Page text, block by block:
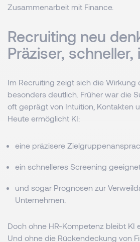
Zusammenarbeit mit Finance.
Recruiting neu
Präziser,
Im Recruiting zeigt sich die Wirkung
besonders deutlich. Früher war die
oft geprägt von Intuition, Kontakten
Heute ermöglicht KI:
eine präzisere
ein schnelleres Screening
und sogar Prognosen zur
Unternehmen.
Doch ohne HR-Kompetenz bleibt KI
Und ohne die Rückendeckung von